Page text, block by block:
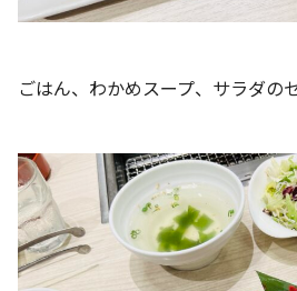
ごはん、わかめスープ、サラダの